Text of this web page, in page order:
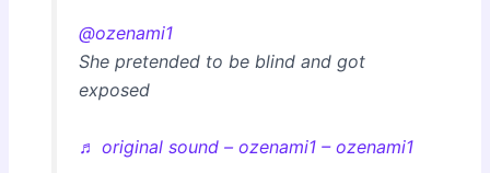
@ozenami1
She pretended to be blind and got
exposed
♬ original sound – ozenami1 – ozenami1